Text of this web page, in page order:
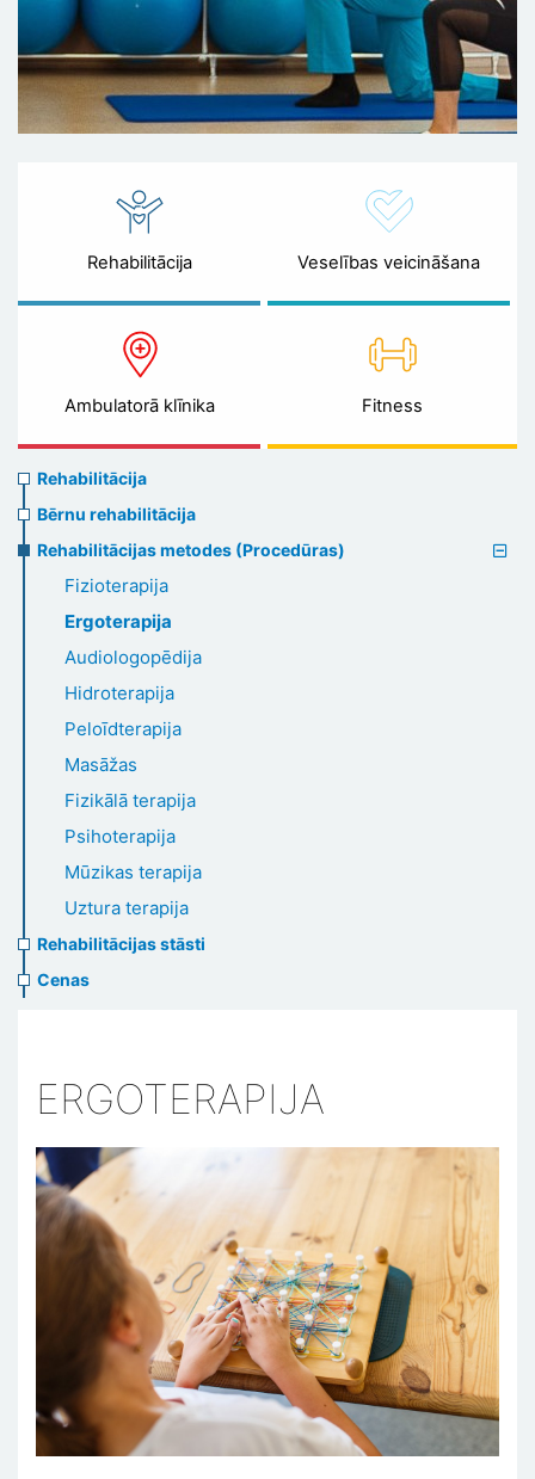
Rehabilitācija Veselības veicināšana
Ambulatorā klīnika Fitness
Rehabilitation
menu
Rehabilitācija
Bērnu rehabilitācija
Rehabilitācijas metodes (Procedūras)
Fizioterapija
Ergoterapija
Audiologopēdija
Hidroterapija
Peloīdterapija
Masāžas
Fizikālā terapija
Psihoterapija
Mūzikas terapija
Uztura terapija
Rehabilitācijas stāsti
Cenas
ERGOTERAPIJA